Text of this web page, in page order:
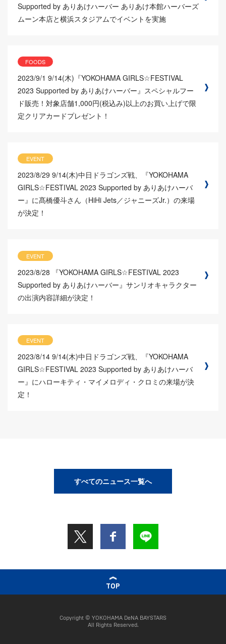
Supported by ありあけハーバー ありあけ本館ハーバーズ
ムーン本店と横浜スタジアムでイベントを実施
FOODS
2023/9/1 9/14(木)『YOKOHAMA GIRLS☆FESTIVAL
2023 Supported by ありあけハーバー』スペシャルフー
ド販売！対象店舗1,000円(税込み)以上のお買い上げで限
定クリアカードプレゼント！
EVENT
2023/8/29 9/14(木)中日ドラゴンズ戦、『YOKOHAMA
GIRLS☆FESTIVAL 2023 Supported by ありあけハーバ
ー』に髙橋優斗さん（HiHi Jets／ジャニーズJr.）の来場
が決定！
EVENT
2023/8/28
『YOKOHAMA GIRLS☆FESTIVAL 2023
Supported by ありあけハーバー』サンリオキャラクター
の出演内容詳細が決定！
EVENT
2023/8/14 9/14(木)中日ドラゴンズ戦、『YOKOHAMA
GIRLS☆FESTIVAL 2023 Supported by ありあけハーバ
ー』にハローキティ・マイメロディ・クロミの来場が決
定！
すべてのニュース一覧へ
TOP
Copyright © YOKOHAMA DeNA BAYSTARS
All Rights Reserved.